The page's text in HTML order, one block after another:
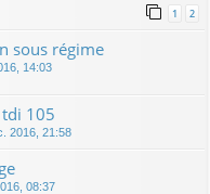
1 2
sous régime
14:03
105
2016, 21:58
08:37